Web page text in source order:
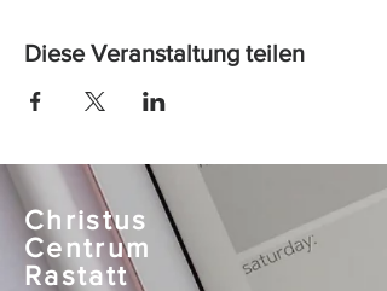
Diese Veranstaltung teilen
Christus
Centrum
Rastatt